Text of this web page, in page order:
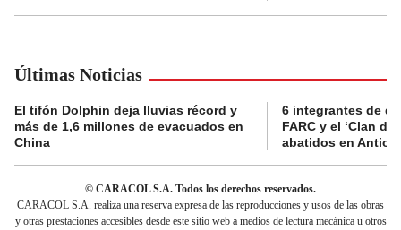
Últimas Noticias
El tifón Dolphin deja lluvias récord y
más de 1,6 millones de evacuados en
China
6 integrantes de
FARC y el ‘Clan
abatidos en
© CARACOL S.A. Todos los derechos reservados.
CARACOL S.A. realiza una reserva expresa de las reproducciones y usos de las obras
y otras prestaciones accesibles desde este sitio web a medios de lectura mecánica u otros